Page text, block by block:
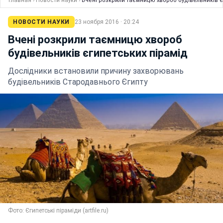
НОВОСТИ НАУКИ 23 ноября 2016 · 20:24
Вчені розкрили таємницю хвороб
будівельників єгипетських пірамід
Дослідники встановили причину захворювань
будівельників Стародавнього Єгипту
Фото: Єгипетські піраміди (artfile.ru)